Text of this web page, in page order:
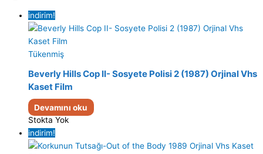
indirim!
Tükenmiş
Beverly Hills Cop II- Sosyete Polisi 2 (1987) Orjinal Vhs
Kaset Film
Devamını oku
Stokta Yok
indirim!